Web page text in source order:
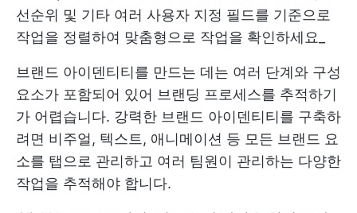
선순위 및 기타 여러 사용자 지정 필드를 기준으로
작업을 정렬하여 맞춤형으로 작업을 확인하세요_
브랜드 아이덴티티를 만드는 데는 여러 단계와 구성
요소가 포함되어 있어 브랜딩 프로세스를 추적하기
가 어렵습니다. 강력한 브랜드 아이덴티티를 구축하
려면 비주얼, 텍스트, 애니메이션 등 모든 브랜드 요
소를 탭으로 관리하고 여러 팀원이 관리하는 다양한
작업을 추적해야 합니다.